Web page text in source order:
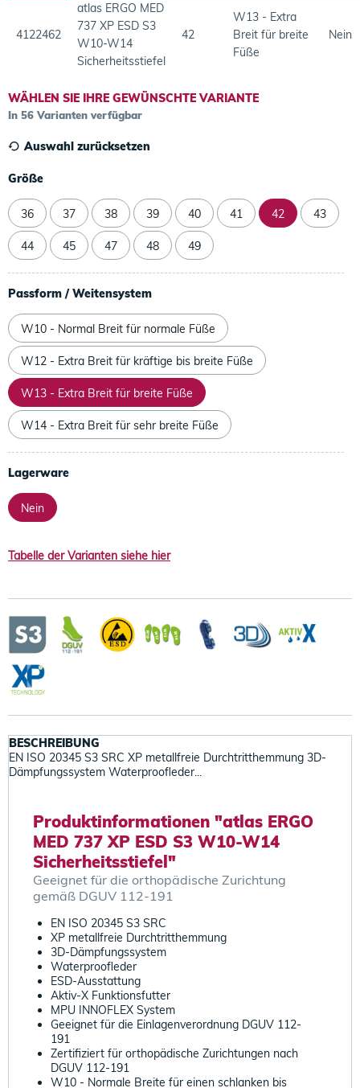
4122462
atlas ERGO MED
737 XP ESD S3
W10-W14
Sicherheitsstiefel
42
W13 - Extra
Breit für breite
Füße
Nein
WÄHLEN SIE IHRE GEWÜNSCHTE VARIANTE
In 56 Varianten verfügbar
Auswahl zurücksetzen
Größe
36 37 38 39 40 41 42 43
44 45 47 48 49
Passform / Weitensystem
W10 - Normal Breit für normale Füße
W12 - Extra Breit für kräftige bis breite Füße
W13 - Extra Breit für breite Füße
W14 - Extra Breit für sehr breite Füße
Lagerware
Nein
Tabelle der Varianten siehe hier
BESCHREIBUNG
EN ISO 20345 S3 SRC XP metallfreie Durchtritthemmung 3D-
Dämpfungssystem Waterproofleder...
Produktinformationen "atlas ERGO
MED 737 XP ESD S3 W10-W14
Sicherheitsstiefel"
Geeignet für die orthopädische Zurichtung
gemäß DGUV 112-191
EN ISO 20345 S3 SRC
XP metallfreie Durchtritthemmung
3D-Dämpfungssystem
Waterproofleder
ESD-Ausstattung
Aktiv-X Funktionsfutter
MPU INNOFLEX System
Geeignet für die Einlagenverordnung DGUV 112-
191
Zertifiziert für orthopädische Zurichtungen nach
DGUV 112-191
W10 - Normale Breite für einen schlanken bis